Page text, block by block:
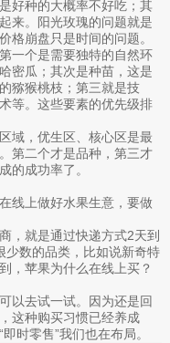
好种的大概率不好吃；其
来。阳光玫瑰的问题就是
格崩盘只是时间的问题。
一个是需要独特的自然环
密瓜；其次是种苗，这是
猕猴桃枝；第三就是技
等。这些要素的优先级排
域，优生区、核心区是最
第二个才是品种，第三才
的成功率了。
线上做好水果生意，要做
，就是通过快递方式2天到
少数的品类，比如说新奇特
，苹果为什么在线上买？
以去试一试。因为还是回
这种购买习惯已经养成
时零售”我们也在布局。